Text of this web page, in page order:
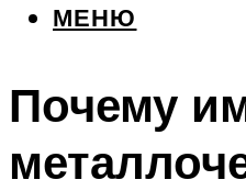
МЕНЮ
Почему